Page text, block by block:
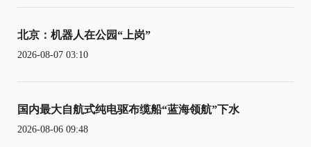
北京：机器人在公园“上岗”
2026-08-07 03:10
国内最大自航式纯电驱布缆船“蓝海领航”下水
2026-08-06 09:48